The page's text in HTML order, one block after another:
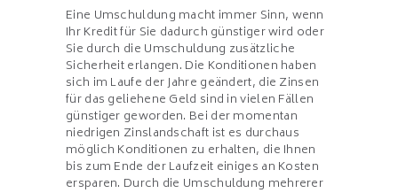
Eine Umschuldung macht immer Sinn, wenn
Ihr Kredit für Sie dadurch günstiger wird oder
Sie durch die Umschuldung zusätzliche
Sicherheit erlangen. Die Konditionen haben
sich im Laufe der Jahre geändert, die Zinsen
für das geliehene Geld sind in vielen Fällen
günstiger geworden. Bei der momentan
niedrigen Zinslandschaft ist es durchaus
möglich Konditionen zu erhalten, die Ihnen
bis zum Ende der Laufzeit einiges an Kosten
ersparen. Durch die Umschuldung mehrerer